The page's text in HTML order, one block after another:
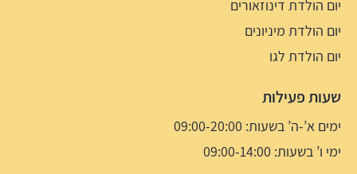
יום הולדת דינוזאורים
יום הולדת מיניונים
יום הולדת לגו
שעות פעילות
ימים א’-ה’ בשעות: 09:00-20:00
ימי ו’ בשעות: 09:00-14:00